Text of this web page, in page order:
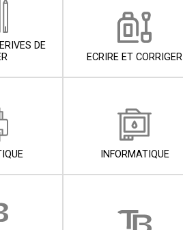
DE
ECRIRE ET CORRIGER
INFORMATIQUE